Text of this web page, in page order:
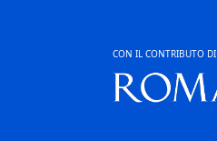
CON IL CONTRIBUTO DI